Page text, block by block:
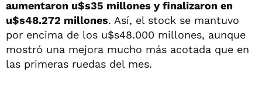
aumentaron u$s35 millones y finalizaron en
u$s48.272 millones. Así, el stock se mantuvo
por encima de los u$s48.000 millones, aunque
mostró una mejora mucho más acotada que en
las primeras ruedas del mes.